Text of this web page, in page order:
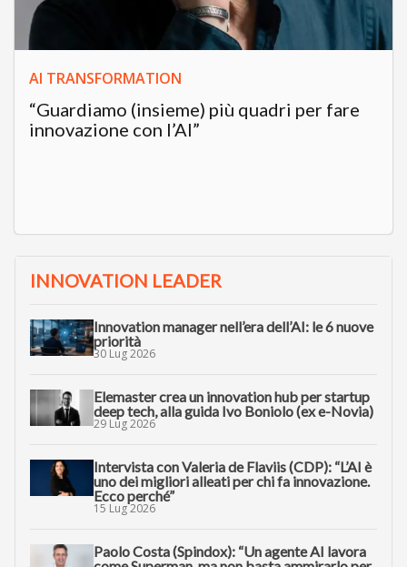
AI TRANSFORMATION
“Guardiamo (insieme) più quadri per fare
innovazione con l’AI”
INNOVATION LEADER
Innovation manager nell’era dell’AI: le 6 nuove
priorità
30 Lug 2026
Elemaster crea un innovation hub per startup
deep tech, alla guida Ivo Boniolo (ex e-Novia)
29 Lug 2026
Intervista con Valeria de Flaviis (CDP): “L’AI è
uno dei migliori alleati per chi fa innovazione.
Ecco perché”
15 Lug 2026
Paolo Costa (Spindox): “Un agente AI lavora